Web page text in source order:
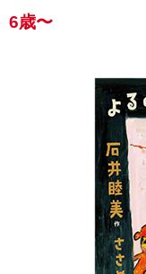
6歳〜